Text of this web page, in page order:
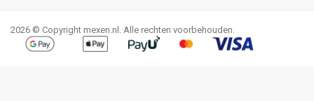
2026 © Copyright mexen.nl. Alle rechten voorbehouden.